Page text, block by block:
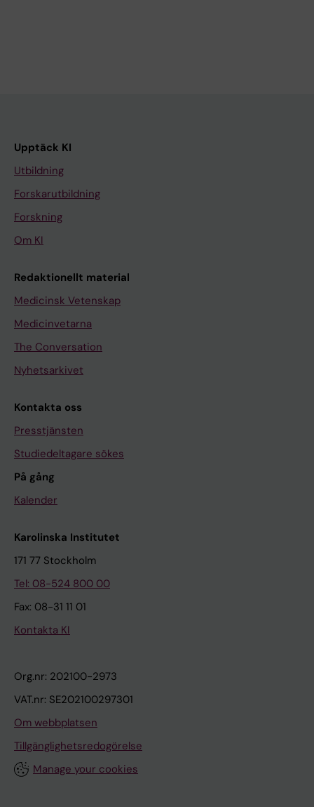
Upptäck KI
Utbildning
Forskarutbildning
Forskning
Om KI
Redaktionellt material
Medicinsk Vetenskap
Medicinvetarna
The Conversation
Nyhetsarkivet
Kontakta oss
Presstjänsten
Studiedeltagare sökes
På gång
Kalender
Karolinska Institutet
171 77 Stockholm
Tel: 08-524 800 00
Fax: 08-31 11 01
Kontakta KI
Org.nr: 202100-2973
VAT.nr: SE202100297301
Om webbplatsen
Tillgänglighetsredogörelse
Manage your cookies